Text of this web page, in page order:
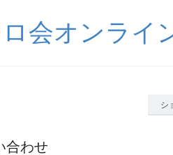
会オンライ
シ
合わせ